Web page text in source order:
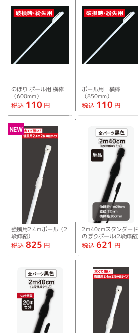
のぼり ポール用 横棒
（600mm）
税込 110 円
ポール用 横棒
（850mm）
税込 110 円
NEW
強風用2.4ｍポール（2
段伸縮）
税込 825 円
2ｍ40cmスタンダード
のぼりポール(2段伸縮)
全パーツ黒
税込 621 円